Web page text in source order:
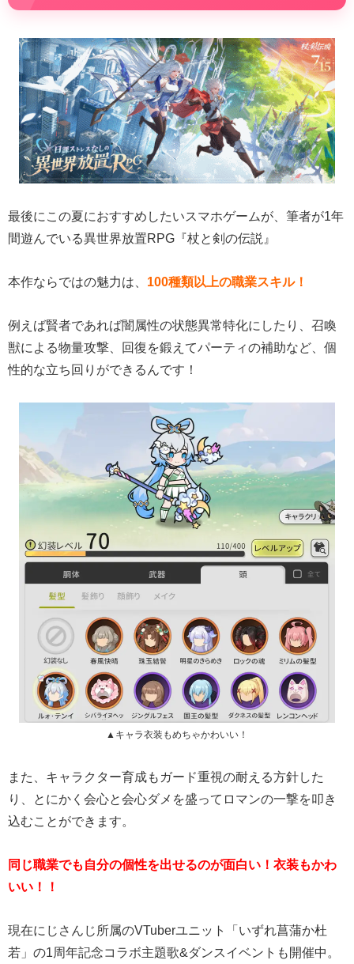
最後にこの夏におすすめしたいスマホゲームが、筆者が1年
間遊んでいる異世界放置RPG『杖と剣の伝説』
本作ならではの魅力は、 100種類以上の職業スキル！
例えば賢者であれば闇属性の状態異常特化にしたり、召喚
獣による物量攻撃、回復を鍛えてパーティの補助など、個
性的な立ち回りができるんです！
▲キャラ衣装もめちゃかわいい！
また、キャラクター育成もガード重視の耐える方針した
り、とにかく会心と会心ダメを盛ってロマンの一撃を叩き
込むことができます。
同じ職業でも自分の個性を出せるのが面白い！衣装もかわ
いい！！
現在にじさんじ所属のVTuberユニット「いずれ菖蒲か杜
若」の1周年記念コラボ主題歌&ダンスイベントも開催中。